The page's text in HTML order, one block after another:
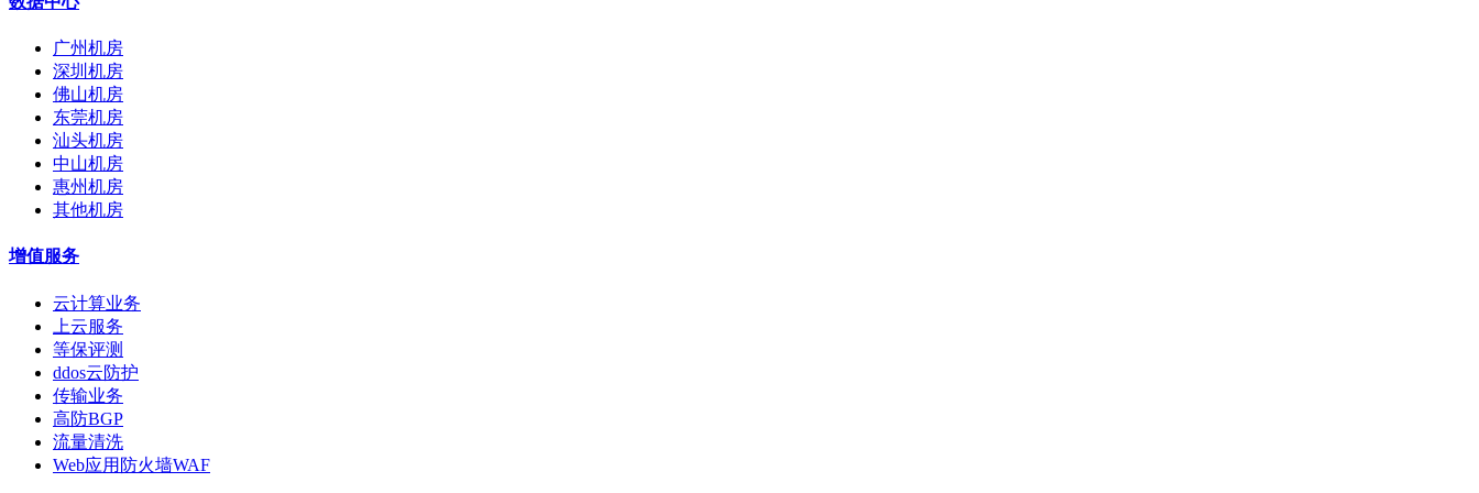
广州机房
深圳机房
佛山机房
东莞机房
汕头机房
中山机房
惠州机房
其他机房
增值服务
云计算业务
上云服务
等保评测
ddos云防护
传输业务
高防BGP
流量清洗
Web应用防火墙WAF